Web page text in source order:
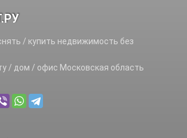
/ купить недвижимость без
/ дом / офис Московская область